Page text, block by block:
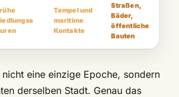
Tempel und
maritime
Kontakte
Straßen,
Bäder,
öffentliche
Bauten
eine einzige Epoche, sondern
derselben Stadt. Genau das